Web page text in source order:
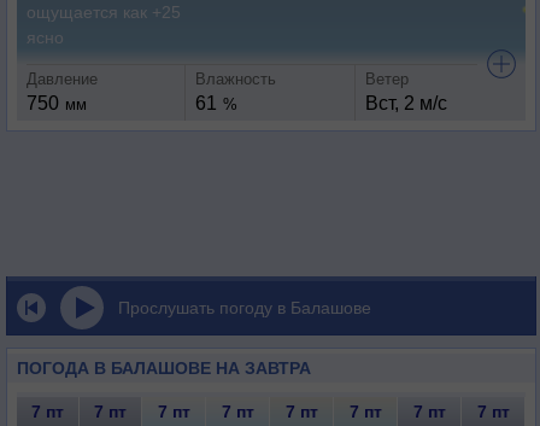
ощущается как +25
ясно
Давление
750 мм
Влажность
61 %
Ветер
Вст, 2 м/с
Прослушать погоду в Балашове
ПОГОДА В БАЛАШОВЕ НА ЗАВТРА
7 пт 7 пт 7 пт 7 пт 7 пт 7 пт 7 пт 7 пт